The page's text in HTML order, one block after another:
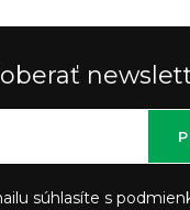
súhlasíte s